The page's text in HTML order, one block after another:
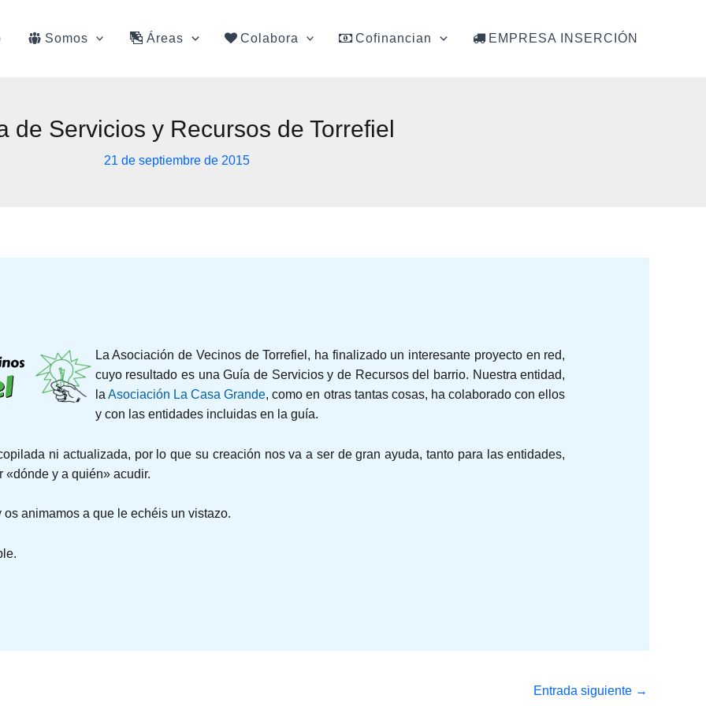
Somos Áreas Colabora Cofinancian EMPRESA INSERCIÓN
de Servicios y Recursos de Torrefiel
21 de septiembre de 2015
La Asociación de Vecinos de Torrefiel, ha finalizado un interesante proyecto en red,
cuyo resultado es una Guía de Servicios y de Recursos del barrio. Nuestra entidad,
la Asociación La Casa Grande, como en otras tantas cosas, ha colaborado con ellos
y con las entidades incluidas en la guía.
ni actualizada, por lo que su creación nos va a ser de gran ayuda, tanto para las entidades,
«dónde y a quién» acudir.
animamos a que le echéis un vistazo.
Entrada siguiente →